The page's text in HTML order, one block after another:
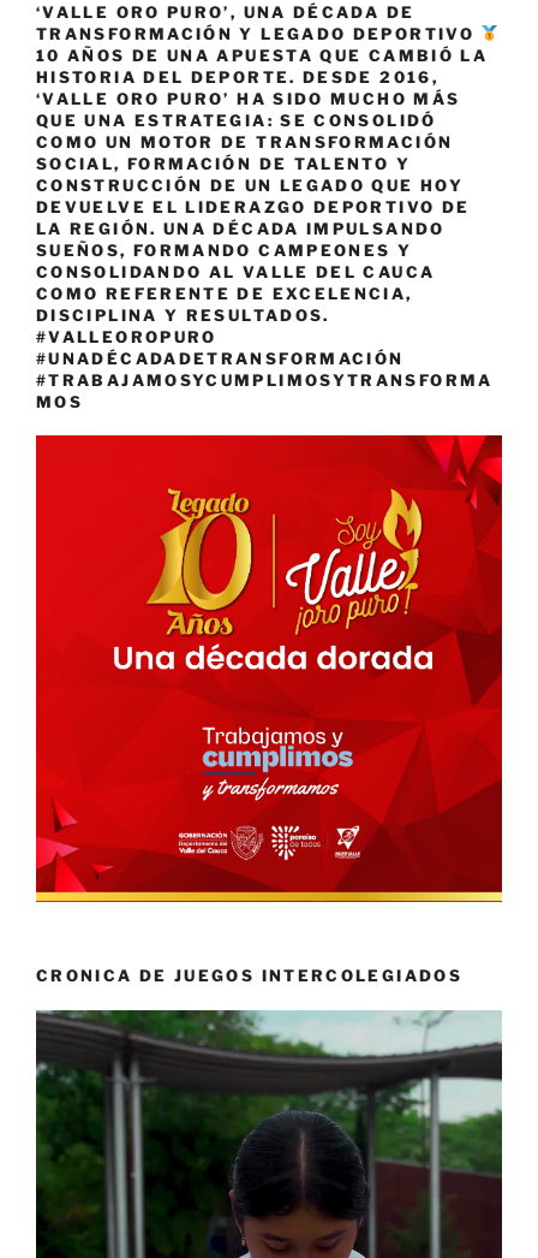
y
Cartagena»
‘VALLE ORO PURO’, UNA DÉCADA DE
TRANSFORMACIÓN Y LEGADO DEPORTIVO
10 AÑOS DE UNA APUESTA QUE CAMBIÓ LA
HISTORIA DEL DEPORTE. DESDE 2016,
‘VALLE ORO PURO’ HA SIDO MUCHO MÁS
QUE UNA ESTRATEGIA: SE CONSOLIDÓ
COMO UN MOTOR DE TRANSFORMACIÓN
SOCIAL, FORMACIÓN DE TALENTO Y
CONSTRUCCIÓN DE UN LEGADO QUE HOY
DEVUELVE EL LIDERAZGO DEPORTIVO DE
LA REGIÓN. UNA DÉCADA IMPULSANDO
SUEÑOS, FORMANDO CAMPEONES Y
CONSOLIDANDO AL VALLE DEL CAUCA
COMO REFERENTE DE EXCELENCIA,
DISCIPLINA Y RESULTADOS.
#VALLEOROPURO
#UNADÉCADADETRANSFORMACIÓN
#TRABAJAMOSYCUMPLIMOSYTRANSFORMA
MOS
CRONICA DE JUEGOS INTERCOLEGIADOS
Reproductor
vídeo